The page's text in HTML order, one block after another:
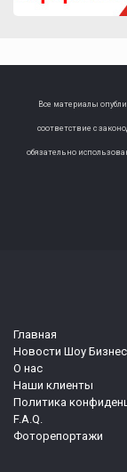
Все материалы
соответствие с
обязательно
Главная
Новости Шоу
О нас
Наши клиенты
Политика
F.A.Q.
Фоторепортажи